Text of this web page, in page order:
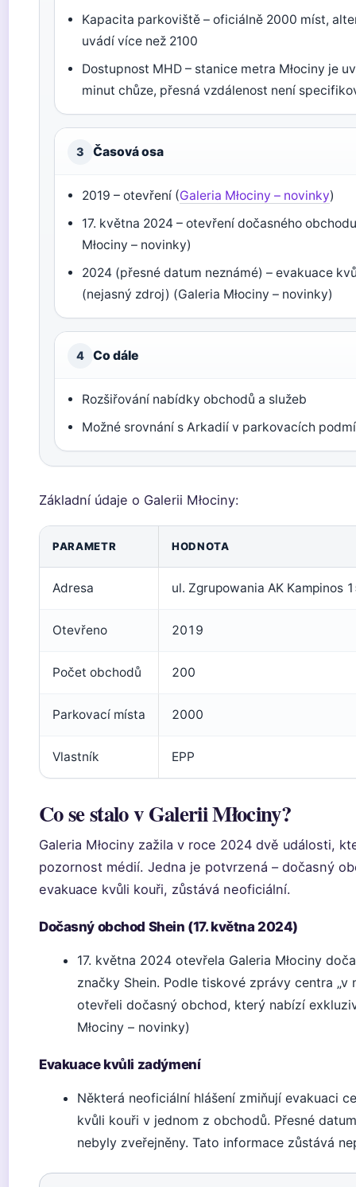
Kapacita parkoviště – oficiálně 2000 míst,
uvádí více než 2100
Dostupnost MHD – stanice metra Młociny je
minut chůze, přesná vzdálenost není
3 Časová osa
2019 – otevření (Galeria Młociny – novinky)
17. května 2024 – otevření dočasného
Młociny – novinky)
2024 (přesné datum neznámé) – evakuace
(nejasný zdroj) (Galeria Młociny – novinky)
4 Co dále
Rozšiřování nabídky obchodů a služeb
Možné srovnání s Arkadií v parkovacích
Základní údaje o Galerii Młociny:
PARAMETR HODNOTA
Adresa ul. Zgrupowania AK Kampinos
Otevřeno 2019
Počet obchodů 200
Parkovací místa 2000
Vlastník EPP
Co se stalo v Galerii Młociny?
Galeria Młociny zažila v roce 2024 dvě události,
pozornost médií. Jedna je potvrzená – dočasný
evakuace kvůli kouři, zůstává neoficiální.
Dočasný obchod Shein (17. května 2024)
17. května 2024 otevřela Galeria Młociny
značky Shein. Podle tiskové zprávy centra „v
otevřeli dočasný obchod, který nabízí
Młociny – novinky)
Evakuace kvůli zadýmení
Některá neoficiální hlášení zmiňují evakuaci
kvůli kouři v jednom z obchodů. Přesné
nebyly zveřejněny. Tato informace zůstává